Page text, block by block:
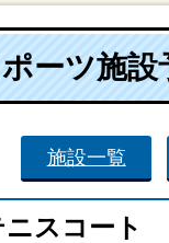
ーツ施設
施設一覧
ニスコート